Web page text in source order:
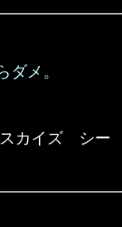
ダメ。
スカイズ シー